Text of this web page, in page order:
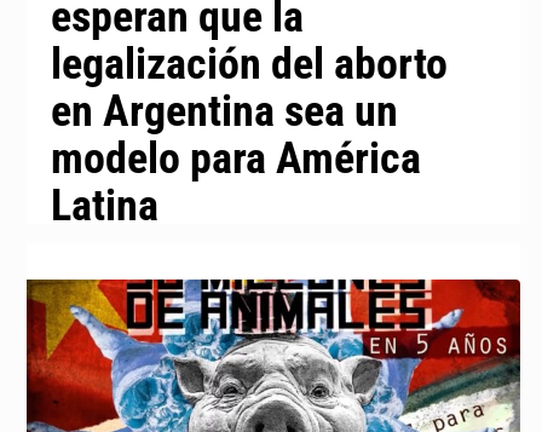
esperan que la
legalización del aborto
en Argentina sea un
modelo para América
Latina